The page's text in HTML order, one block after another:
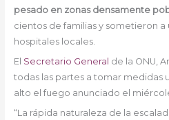
pesado en zonas densamente
cientos de familias y sometieron a
hospitales locales.
El Secretario General de la ONU,
todas las partes a tomar medidas
alto el fuego anunciado el
“La rápida naturaleza de la